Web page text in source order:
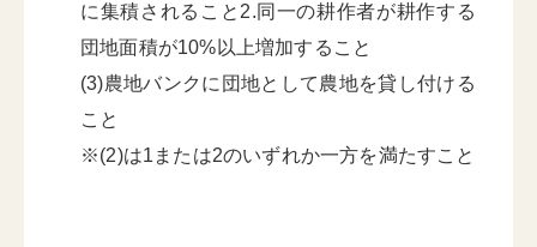
に集積されること2.同一の耕作者が耕作する
団地面積が10%以上増加すること
(3)農地バンクに団地として農地を貸し付ける
こと
※(2)は1または2のいずれか一方を満たすこと